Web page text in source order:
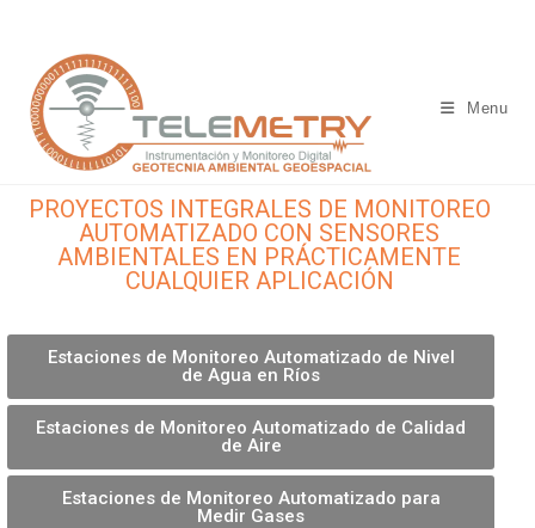
Menu
PROYECTOS INTEGRALES DE MONITOREO
AUTOMATIZADO CON SENSORES
AMBIENTALES EN PRÁCTICAMENTE
CUALQUIER APLICACIÓN
Estaciones de Monitoreo Automatizado de Nivel
de Agua en Ríos
Estaciones de Monitoreo Automatizado de Calidad
de Aire
Estaciones de Monitoreo Automatizado para
Medir Gases